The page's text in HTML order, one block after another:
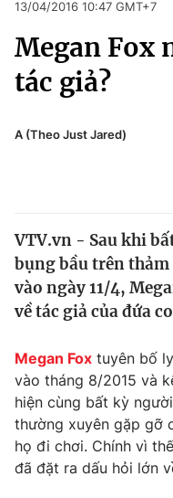
Chuyên mục
Chính trị
Thế giới
Tin tức
Thế giới đó đây
Câu chuyện quốc tế
Tài chính
Thị trường
Góc doanh nghiệp
Dữ liệu và đời sống
Truyền hình
Phim VTV
Pháp luật
Kinh tế
Thể thao
Truyền hình
Y tế
13/04/2016 10:47 GMT+7
Megan Fox
tác giả?
A (Theo Just Jared)
VTV.vn - Sau khi
bụng bầu trên thảm
vào ngày 11/4,
về tác giả của đứa
Megan Fox tuyên bố
vào tháng 8/2015 và
hiện cùng bất kỳ
thường xuyên gặp gỡ
họ đi chơi. Chính vì
đã đặt ra dấu hỏi lớn